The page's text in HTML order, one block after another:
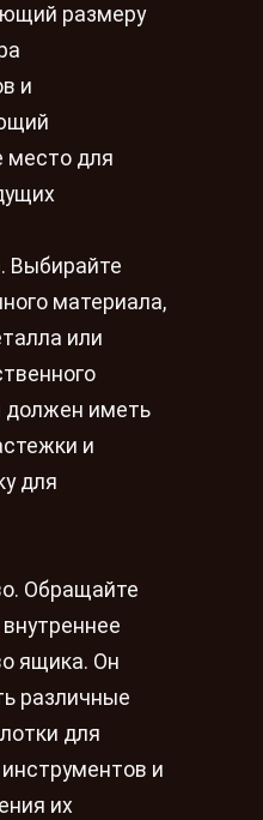
размеру
и
место для
Выбирайте
материала,
или
должен иметь
и
для
Обращайте
ящика. Он
различные
для
и
их